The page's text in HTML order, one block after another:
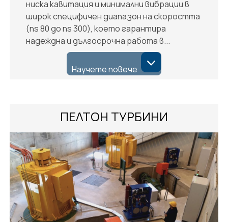
ниска кавитация и минимални вибрации в
широк специфичен диапазон на скоростта
(ns 80 до ns 300), което гарантира
надеждна и дългосрочна работа в...
Научете повече
ПЕЛТОН ТУРБИНИ